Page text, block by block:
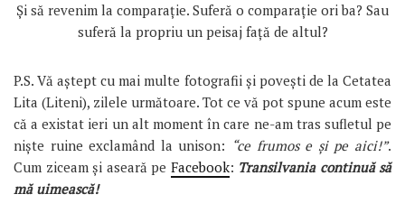
Şi să revenim la comparaţie. Suferă o comparaţie ori ba? Sau
suferă la propriu un peisaj faţă de altul?
P.S. Vă aştept cu mai multe fotografii şi poveşti de la Cetatea
Lita (Liteni), zilele următoare. Tot ce vă pot spune acum este
că a existat ieri un alt moment în care ne-am tras sufletul pe
nişte ruine exclamând la unison: “ce frumos e şi pe aici!”.
Cum ziceam şi aseară pe Facebook: Transilvania continuă să
mă uimească!